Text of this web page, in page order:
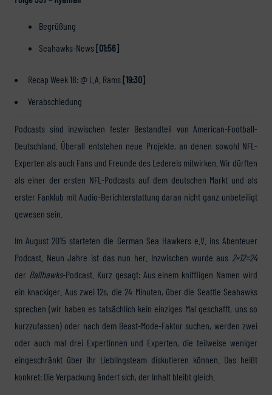
Begrüßung
Seahawks-News[01:56]
Recap Week 18: @ L.A. Rams[19:30]
Verabschiedung
Podcasts sind inzwischen fester Bestandteil von American-Football-
Deutschland. Überall entstehen neue Projekte, an denen sowohl NFL-
Experten als auch Fans und Freunde des Ledereis mitwirken. Wir dürften
als einer der ersten NFL-Podcasts auf dem deutschen Markt und als
erster Fanklub mit Audio-Berichterstattung daran nicht ganz unbeteiligt
gewesen sein.
Im August 2015 starteten die German Sea Hawkers e.V. ins Abenteuer
Podcast. Neun Jahre ist das nun her. Inzwischen wurde aus 2×12=24
der Ballhawks-Podcast. Kurz gesagt: Aus einem kniffligen Namen wird
ein knackiger. Aus zwei 12s, die 24 Minuten, über die Seattle Seahawks
sprechen (wir haben es tatsächlich kein einziges Mal geschafft, uns so
kurzzufassen) oder nach dem Beast-Mode-Faktor suchen, werden zwei
oder auch mal drei Expertinnen und Experten, die teilweise weniger
eingeschränkt über ihr Lieblingsteam diskutieren können. Das heißt
konkret: Die Verpackung ändert sich, der Inhalt bleibt gleich.